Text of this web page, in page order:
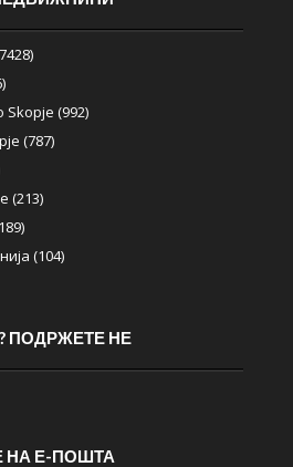
(992)
(787)
(213)
(104)
ПОДРЖЕТЕ НЕ
НА Е-ПОШТА